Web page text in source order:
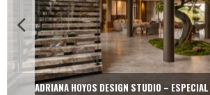
ADRIANA HOYOS DESIGN STUDIO –